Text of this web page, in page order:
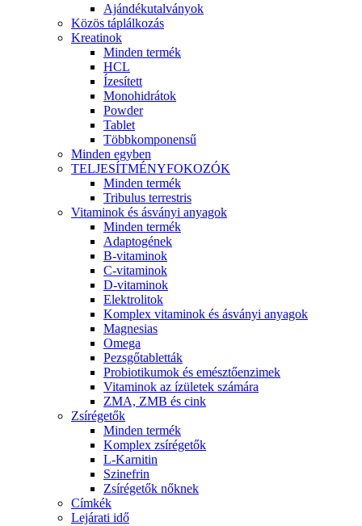
Ajándékutalványok
Közös táplálkozás
Kreatinok
Minden termék
HCL
Ízesített
Monohidrátok
Powder
Tablet
Többkomponensű
Minden egyben
TELJESÍTMÉNYFOKOZÓK
Minden termék
Tribulus terrestris
Vitaminok és ásványi anyagok
Minden termék
Adaptogének
B-vitaminok
C-vitaminok
D-vitaminok
Elektrolitok
Komplex vitaminok és ásványi anyagok
Magnesias
Omega
Pezsgőtabletták
Probiotikumok és emésztőenzimek
Vitaminok az ízületek számára
ZMA, ZMB és cink
Zsírégetők
Minden termék
Komplex zsírégetők
L-Karnitin
Szinefrin
Zsírégetők nőknek
Címkék
Lejárati idő